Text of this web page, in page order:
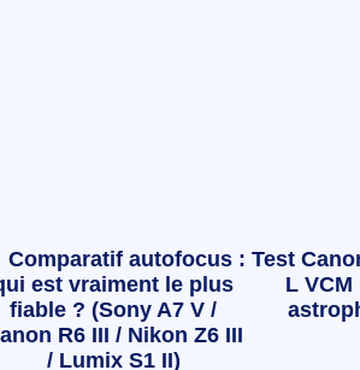
Comparatif autofocus :
est vraiment le plus
fiable ? (Sony A7 V /
R6 III / Nikon Z6 III
/ Lumix S1 II)
Test
L